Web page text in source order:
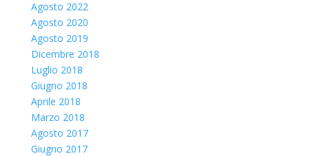
Agosto 2022
Agosto 2020
Agosto 2019
Dicembre 2018
Luglio 2018
Giugno 2018
Aprile 2018
Marzo 2018
Agosto 2017
Giugno 2017